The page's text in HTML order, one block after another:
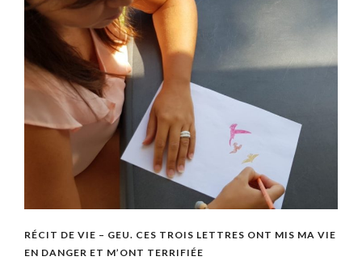
RÉCIT DE VIE – GEU. CES TROIS LETTRES ONT MIS MA VIE
EN DANGER ET M’ONT TERRIFIÉE